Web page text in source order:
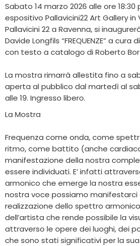
Sabato 14 marzo 2026 alle ore
espositivo Pallavicini22 Art Gallery in
Pallavicini 22 a Ravenna, si
Davide Longfils “FREQUENZE” a
con testo a catalogo di Roberto
La mostra rimarrà allestita fino a
aperta al pubblico dal martedì al
alle 19. Ingresso libero.
La Mostra
Frequenza come onda, come
ritmo, come battito (anche
manifestazione della nostra
essere individuati. E’ infatti
armonico che emerge la nostra
nostra voce possiamo manifestarci
realizzazione dello spettro
dell’artista che rende possibile la
attraverso le opere dei luoghi, dei
che sono stati significativi per la